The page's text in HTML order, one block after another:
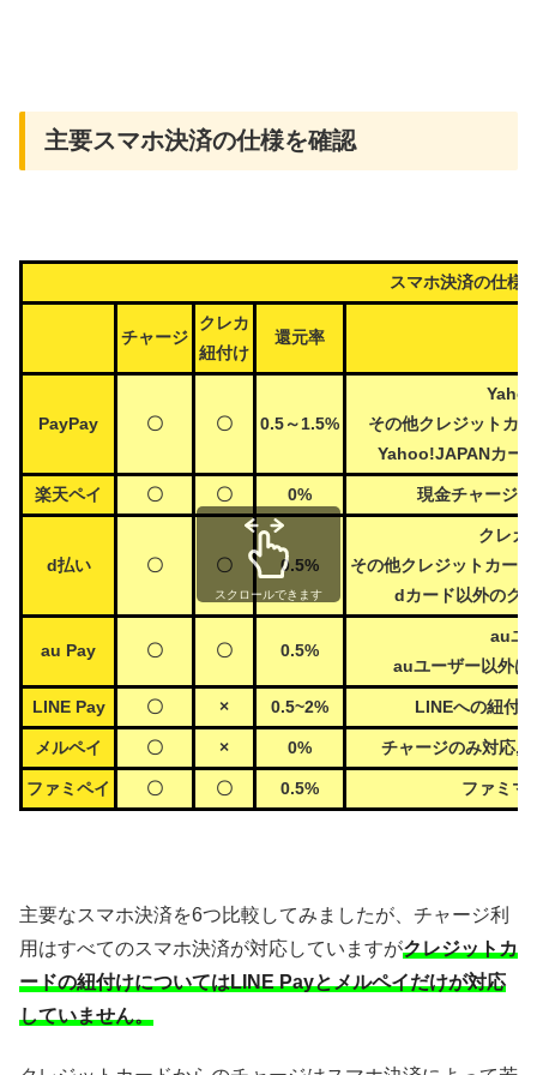
主要スマホ決済の仕様を確認
スマホ決済の仕様
チャージ
クレカ
紐付け
還元率
PayPay 〇 〇 0.5～1.5%
その他クレジットカ
Yahoo!JAPANカー
楽天ペイ 〇 〇 0% 現金チャージ
d払い 〇 〇 0.5%
クレカ
その他クレジットカー
dカード以外のク
au Pay 〇 〇 0.5%
auユ
auユーザー以外は
LINE Pay 〇 × 0.5~2% LINEへの紐付
メルペイ 〇 × 0% チャージのみ対応,
ファミペイ 〇 〇 0.5% ファミマ
スクロールできます
主要なスマホ決済を6つ比較してみましたが、チャージ利
用はすべてのスマホ決済が対応していますがクレジットカ
ードの紐付けについてはLINE Payとメルペイだけが対応
していません。